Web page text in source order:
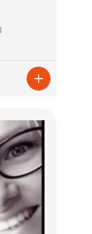
